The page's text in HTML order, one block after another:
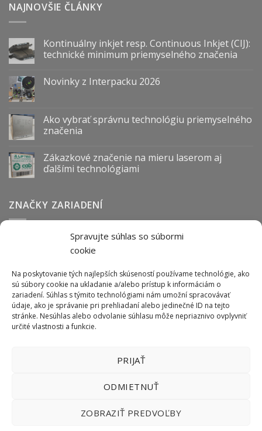
Spravujte súhlas so súbormi
cookie
Na poskytovanie tých najlepších skúseností používame technológie, ako
sú súbory cookie na ukladanie a/alebo prístup k informáciám o
zariadení. Súhlas s týmito technológiami nám umožní spracovávať
údaje, ako je správanie pri prehliadaní alebo jedinečné ID na tejto
stránke. Nesúhlas alebo odvolanie súhlasu môže nepriaznivo ovplyvniť
určité vlastnosti a funkcie.
PRIJAŤ
ODMIETNUŤ
ZOBRAZIŤ PREDVOĽBY
NAJNOVŠIE ČLÁNKY
Kontinuálny inkjet resp. Continuous Inkjet (CIJ):
technické minimum priemyselného značenia
Novinky z Interpacku 2026
Ako vybrať správnu technológiu priemyselného
značenia
Zákazkové značenie na mieru laserom aj
ďalšími technológiami
ZNAČKY ZARIADENÍ
Anser Arca BOFA cab Carl Valentin
Datalogic Hitachi
Norwix
Purex Tiflex Tykma Zanasi
ODBER NEWSLETTERU